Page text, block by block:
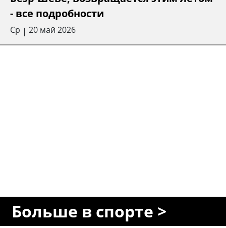
- все подробности
Ср | 20 май 2026
Больше в спорте >